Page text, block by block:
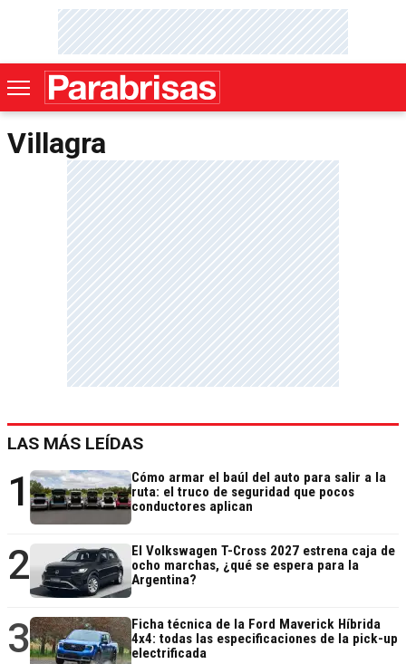
Villagra
LAS MÁS LEÍDAS
1
Cómo armar el baúl del auto para salir a la
ruta: el truco de seguridad que pocos
conductores aplican
2
El Volkswagen T-Cross 2027 estrena caja de
ocho marchas, ¿qué se espera para la
Argentina?
3
Ficha técnica de la Ford Maverick Híbrida
4x4: todas las especificaciones de la pick-up
electrificada